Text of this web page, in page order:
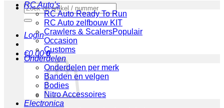
Zoeken
naar:
Login
€0.00 0
RC Auto’s
RC Auto Ready To Run
RC Auto zelfbouw KIT
Crawlers & Scalers
Occasion
Customs
Onderdelen
Onderdelen per merk
Banden en velgen
Bodies
Nitro Accessoires
Electronica